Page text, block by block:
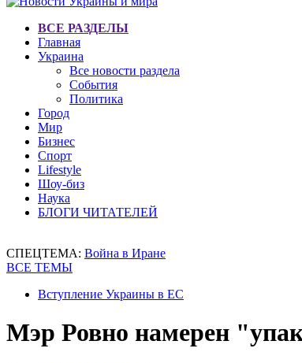
ВСЕ РАЗДЕЛЫ
Главная
Украина
Все новости раздела
События
Политика
Город
Мир
Бизнес
Спорт
Lifestyle
Шоу-биз
Наука
БЛОГИ ЧИТАТЕЛЕЙ
СПЕЦТЕМА: Война в Иране
ВСЕ ТЕМЫ
Вступление Украины в ЕС
Мэр Ровно намерен